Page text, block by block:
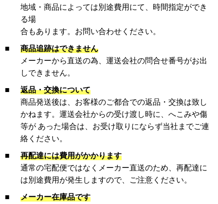
地域・商品によっては別途費用にて、時間指定ができ
る場
合もあります。お問い合わせください。
■
商品追跡はできません
メーカーから直送の為、運送会社の問合せ番号がお出
しできません。
■
返品・交換について
商品発送後は、お客様のご都合での返品・交換は致し
かねます。運送会社からの受け渡し時に、へこみや傷
等が あった場合は、お受け取りにならず当社までご連
絡ください。
■
再配達には費用がかかります
通常の宅配便ではなくメーカー直送のため、再配達に
は別途費用が発生しますので、ご注意ください。
■
メーカー在庫品です